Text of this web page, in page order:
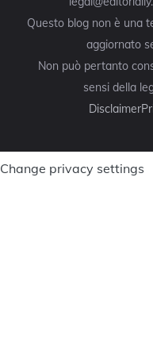
Questo blog non è una
aggiornato
Non può pertanto
sensi della
Disclaimer
Change privacy settings